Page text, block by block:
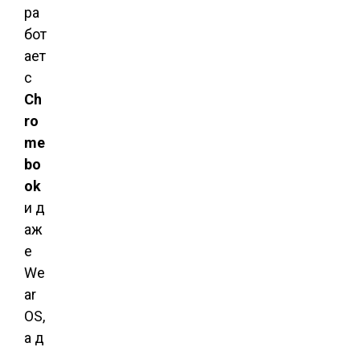
ра
бот
ает
с
Ch
ro
me
bo
ok
и д
аж
е
We
ar
OS,
а д